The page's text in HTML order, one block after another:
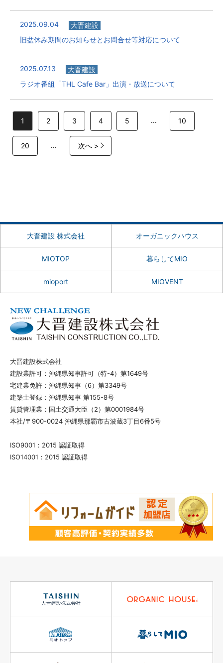
2025.09.04
大晋建設
旧盆休み期間のお知らせとお問合せ等対応について
2025.07.13
大晋建設
ラジオ番組「THL Cafe Bar」出演・放送について
1 2 3 4 5 ... 10
20 ... 次へ >
大晋建設 株式会社 オーガニックハウス
MIOTOP 暮らしてMIO
mioport MIOVENT
大晋建設株式会社
建設業許可：沖縄県知事許可（特-4）第1649号
宅建業免許：沖縄県知事（6）第3349号
建築士登録：沖縄県知事 第155-8号
賃貸管理業：国土交通大臣（2）第0001984号
本社/〒900-0024 沖縄県那覇市古波蔵3丁目6番5号
ISO9001：2015 認証取得
ISO14001：2015 認証取得